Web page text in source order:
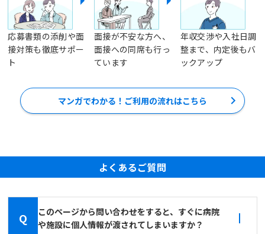
応募書類の添削や面
接対策も徹底サポー
ト
面接が不安な方へ、
面接への同席も行っ
ています
年収交渉や入社日調
整まで、内定後もバ
ックアップ
マンガでわかる！ご利用の流れはこちら
よくあるご質問
Q
このページから問い合わせをすると、すぐに病院
や施設に個人情報が渡されてしまいますか？